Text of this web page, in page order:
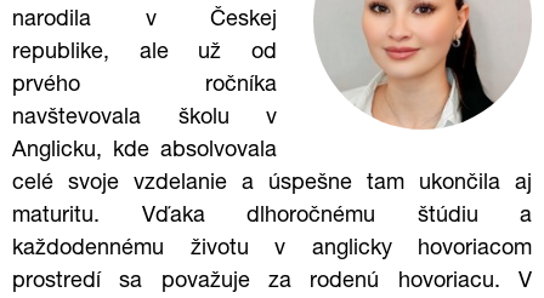
narodila v Českej
republike, ale už od
prvého ročníka
navštevovala školu v
Anglicku, kde absolvovala
celé svoje vzdelanie a úspešne tam ukončila aj
maturitu. Vďaka dlhoročnému štúdiu a
každodennému životu v anglicky hovoriacom
prostredí sa považuje za rodenú hovoriacu. V